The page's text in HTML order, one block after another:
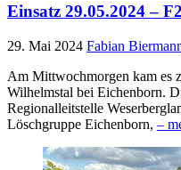
Einsatz 29.05.2024 –
29. Mai 2024 Fabian
Am Mittwochmorgen kam es
Wilhelmstal bei Eichenborn.
Regionalleitstelle
Löschgruppe Eichenborn, –